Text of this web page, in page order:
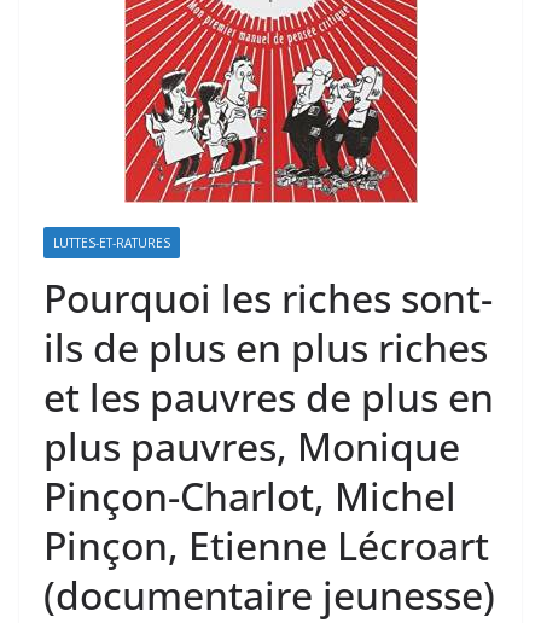
LUTTES-ET-RATURES
Pourquoi les riches sont-
ils de plus en plus riches
et les pauvres de plus en
plus pauvres, Monique
Pinçon-Charlot, Michel
Pinçon, Etienne Lécroart
(documentaire jeunesse)